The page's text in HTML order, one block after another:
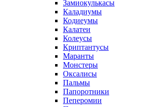
Замиокулькасы
Каладиумы
Кодиеумы
Калатеи
Колеусы
Криптантусы
Маранты
Монстеры
Оксалисы
Пальмы
Папоротники
Пеперомии